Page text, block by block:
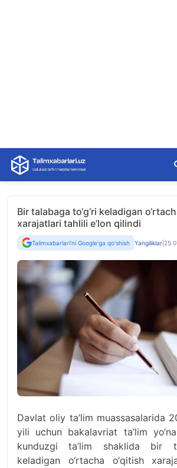
Skip
content
Bir talabaga to‘g‘ri keladigan
xarajatlari tahlili e’lon qilindi
Talimxabarlari'ni Google'ga qo'shish Yangiliklar
Davlat oliy ta’lim muassasalarida
yili uchun bakalavriat ta’lim
kunduzgi ta’lim shaklida bir
keladigan o‘rtacha o‘qitish